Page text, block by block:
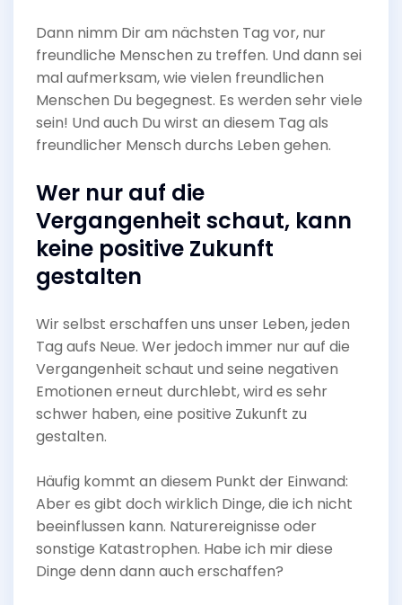
Dann nimm Dir am nächsten Tag vor, nur
freundliche Menschen zu treffen. Und dann sei
mal aufmerksam, wie vielen freundlichen
Menschen Du begegnest. Es werden sehr viele
sein! Und auch Du wirst an diesem Tag als
freundlicher Mensch durchs Leben gehen.
Wer nur auf die
Vergangenheit schaut, kann
keine positive Zukunft
gestalten
Wir selbst erschaffen uns unser Leben, jeden
Tag aufs Neue. Wer jedoch immer nur auf die
Vergangenheit schaut und seine negativen
Emotionen erneut durchlebt, wird es sehr
schwer haben, eine positive Zukunft zu
gestalten.
Häufig kommt an diesem Punkt der Einwand:
Aber es gibt doch wirklich Dinge, die ich nicht
beeinflussen kann. Naturereignisse oder
sonstige Katastrophen. Habe ich mir diese
Dinge denn dann auch erschaffen?